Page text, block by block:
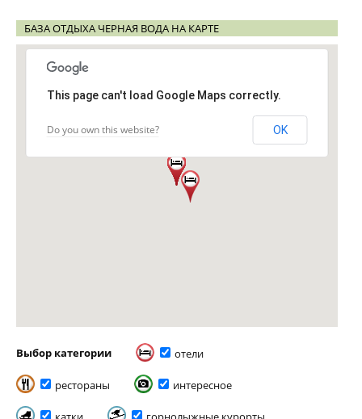
БАЗА ОТДЫХА ЧЕРНАЯ ВОДА НА КАРТЕ
This page can't load Google Maps correctly.
Do you own this website? OK
Выбор категории отели
рестораны интересное